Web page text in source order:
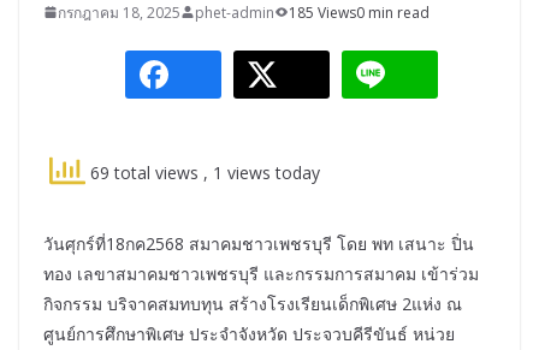
กรกฎาคม 18, 2025 phet-admin 185 Views0 min read
69 total views , 1 views today
วันศุกร์ที่18กค2568 สมาคมชาวเพชรบุรี โดย พท เสนาะ ปิ่น
ทอง เลขาสมาคมชาวเพชรบุรี และกรรมการสมาคม เข้าร่วม
กิจกรรม บริจาคสมทบทุน สร้างโรงเรียนเด็กพิเศษ 2แห่ง ณ
ศูนย์การศึกษาพิเศษ ประจําจังหวัด ประจวบคีรีขันธ์ หน่วย